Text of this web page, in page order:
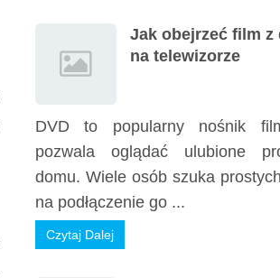
Jak obejrzeć film z
na telewizorze
DVD to popularny nośnik
pozwala oglądać ulubione
domu. Wiele osób szuka
na podłączenie go ...
Czytaj Dalej